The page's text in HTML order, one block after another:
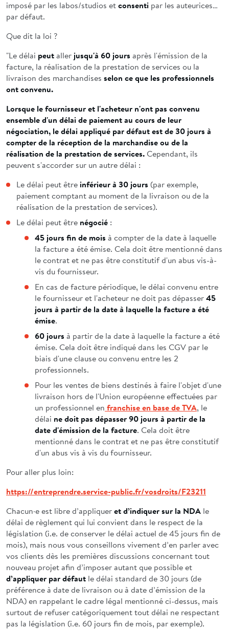
imposé par les labos/studios etconsenti par les auteurices…
par défaut.
Que dit la loi ?
"Le délai peutallerjusqu'à 60 jours après l'émission de la
facture, la réalisation de la prestation de services ou la
livraison des marchandises selon ce que les professionnels
ont convenu.
Lorsque le fournisseur et l'acheteur n'ont pas convenu
ensemble d'un délai de paiement au cours de leur
négociation, le délai appliqué par défaut est de 30 jours à
compter de la réception de la marchandise ou de la
réalisation de la prestation de services.Cependant, ils
peuvent s'accorder sur un autre délai :
Le délai peut êtreinférieur à 30 jours (par exemple,
paiement comptant au moment de la livraison ou de la
réalisation de la prestation de services).
Le délai peut être négocié :
45 jours fin de mois à compter de la date à laquelle
la facture a été émise. Cela doit être mentionné dans
le contrat et ne pas être constitutif d'un abus vis-à-
vis du fournisseur.
En cas de facture périodique, le délai convenu entre
le fournisseur et l'acheteur ne doit pas dépasser45
jours à partir de la date à laquelle la facture a été
émise.
60 jours à partir de la date à laquelle la facture a été
émise. Cela doit être indiqué dans les CGV par le
biais d'une clause ou convenu entre les 2
professionnels.
Pour les ventes de biens destinés à faire l'objet d'une
livraison hors de l'Union européenne effectuées par
un professionnel en franchise en base de TVA, le
délai ne doit pas dépasser 90 jours à partir de la
date d'émission de la facture. Cela doit être
mentionné dans le contrat et ne pas être constitutif
d'un abus vis à vis du fournisseur.
Pour aller plus loin:
https://entreprendre.service-public.fr/vosdroits/F23211
Chacun·e est libre d’appliqueret d’indiquer sur la NDA le
délai de règlement qui lui convient dans le respect de la
législation (i.e. de conserver le délai actuel de 45 jours fin de
mois), mais nous vous conseillons vivement d’en parler avec
vos clients dès les premières discussions concernant tout
nouveau projet afin d’imposer autant que possible et
d’appliquer par défaut le délai standard de 30 jours (de
préférence à date de livraison ou à date d’émission de la
NDA) en rappelant le cadre légal mentionné ci-dessus, mais
surtout de refuser catégoriquement tout délai ne respectant
pas la législation (i.e. 60 jours fin de mois, par exemple).